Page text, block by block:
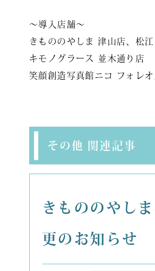
～導入店舗～
きもののやしま 津山店、松
キモノグラース 並木通り店
笑顔創造写真館ニコ フォレ
その他 関連記事
きもののやし
更のお知らせ